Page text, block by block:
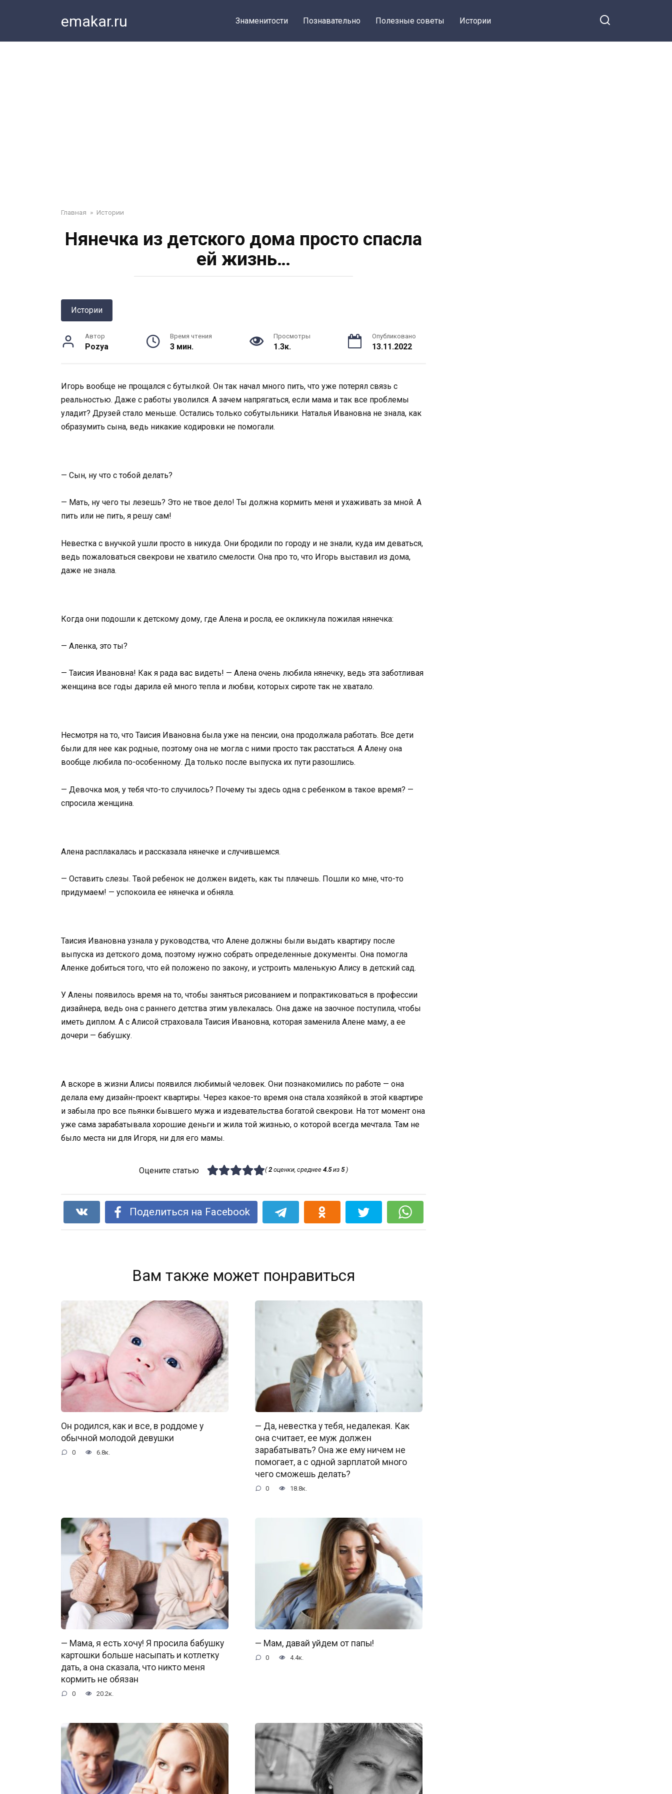
emakar.ru Знаменитости Познавательно Полезные советы Истории
Главная » Истории
Нянечка из детского дома просто спасла
ей жизнь…
Истории
Автор
Pozya
Время чтения
3 мин.
Просмотры
1.3к.
Опубликовано
13.11.2022
Игорь вообще не прощался с бутылкой. Он так начал много пить, что уже потерял связь с
реальностью. Даже с работы уволился. А зачем напрягаться, если мама и так все проблемы
уладит? Друзей стало меньше. Остались только собутыльники. Наталья Ивановна не знала, как
образумить сына, ведь никакие кодировки не помогали.
— Сын, ну что с тобой делать?
— Мать, ну чего ты лезешь? Это не твое дело! Ты должна кормить меня и ухаживать за мной. А
пить или не пить, я решу сам!
Невестка с внучкой ушли просто в никуда. Они бродили по городу и не знали, куда им деваться,
ведь пожаловаться свекрови не хватило смелости. Она про то, что Игорь выставил из дома,
даже не знала.
Когда они подошли к детскому дому, где Алена и росла, ее окликнула пожилая нянечка:
— Аленка, это ты?
— Таисия Ивановна! Как я рада вас видеть! — Алена очень любила нянечку, ведь эта заботливая
женщина все годы дарила ей много тепла и любви, которых сироте так не хватало.
Несмотря на то, что Таисия Ивановна была уже на пенсии, она продолжала работать. Все дети
были для нее как родные, поэтому она не могла с ними просто так расстаться. А Алену она
вообще любила по-особенному. Да только после выпуска их пути разошлись.
— Девочка моя, у тебя что-то случилось? Почему ты здесь одна с ребенком в такое время? —
спросила женщина.
Алена расплакалась и рассказала нянечке и случившемся.
— Оставить слезы. Твой ребенок не должен видеть, как ты плачешь. Пошли ко мне, что-то
придумаем! — успокоила ее нянечка и обняла.
Таисия Ивановна узнала у руководства, что Алене должны были выдать квартиру после
выпуска из детского дома, поэтому нужно собрать определенные документы. Она помогла
Аленке добиться того, что ей положено по закону, и устроить маленькую Алису в детский сад.
У Алены появилось время на то, чтобы заняться рисованием и попрактиковаться в профессии
дизайнера, ведь она с раннего детства этим увлекалась. Она даже на заочное поступила, чтобы
иметь диплом. А с Алисой страховала Таисия Ивановна, которая заменила Алене маму, а ее
дочери — бабушку.
А вскоре в жизни Алисы появился любимый человек. Они познакомились по работе — она
делала ему дизайн-проект квартиры. Через какое-то время она стала хозяйкой в этой квартире
и забыла про все пьянки бывшего мужа и издевательства богатой свекрови. На тот момент она
уже сама зарабатывала хорошие деньги и жила той жизнью, о которой всегда мечтала. Там не
было места ни для Игоря, ни для его мамы.
Оцените статью (2 оценки, среднее4.5из5)
Поделиться на Facebook
Вам также может понравиться
Он родился, как и все, в роддоме у
обычной молодой девушки
0 6.8к.
— Да, невестка у тебя, недалекая. Как
она считает, ее муж должен
зарабатывать? Она же ему ничем не
помогает, а с одной зарплатой много
чего сможешь делать?
0 18.8к.
— Мама, я есть хочу! Я просила бабушку
картошки больше насыпать и котлетку
дать, а она сказала, что никто меня
кормить не обязан
0 20.2к.
— Мам, давай уйдем от папы!
0 4.4к.